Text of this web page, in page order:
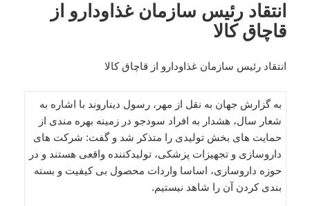
انتقاد رئیس سازمان غذاودارو از
قاچاق کالا
انتقاد رئیس سازمان غذاودارو از قاچاق کالا
به گزارش جهان به نقل از مهر، رسول دیناروند با اشاره به
شعار سال، هشدار به افراد سودجو در زمینه بهره مندی از
حمایت های بخش تولیدی را متذکر شد و گفت: شرکت های
داروسازی و تجهیزات پزشکی، تولیدکننده واقعی هستند و در
حوزه داروسازی، اساسا واردات محصول بی کیفیت و بسته
بندی کردن آن را شاهد نیستیم.